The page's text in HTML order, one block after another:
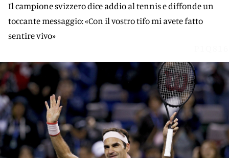
Il campione svizzero dice addio al tennis e diffonde un
toccante messaggio: «Con il vostro tifo mi avete fatto
sentire vivo»